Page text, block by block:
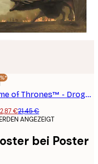
Game of Thrones™ - Drogon and Daenerys Poster
€21,45 €
ANGEZEIGT
bei Poster